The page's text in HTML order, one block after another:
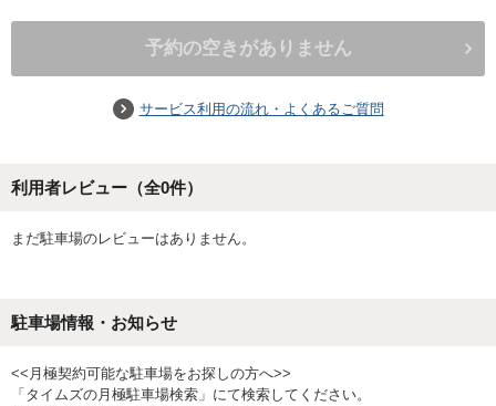
予約の空きがありません
サービス利用の流れ・よくあるご質問
利用者レビュー（全0件）
まだ駐車場のレビューはありません。
駐車場情報・お知らせ
<<月極契約可能な駐車場をお探しの方へ>>
「タイムズの月極駐車場検索」にて検索してください。